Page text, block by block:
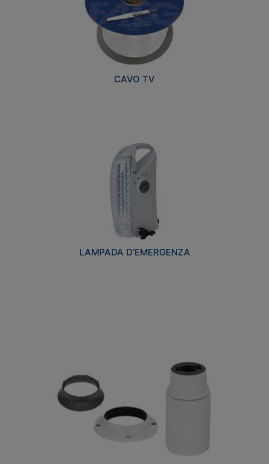
CAVO TV
LAMPADA D’EMERGENZA